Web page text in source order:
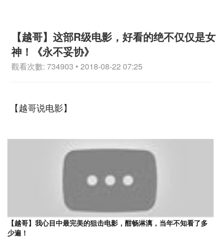
【越哥】这部R级电影，好看的绝不仅仅是女
神！《永不妥协》
觀看次數: 734903 • 2018-08-22 07:25
【越哥说电影】
【越哥】我心目中最完美的狙击电影，酣畅淋漓，当年不知看了多
少遍！